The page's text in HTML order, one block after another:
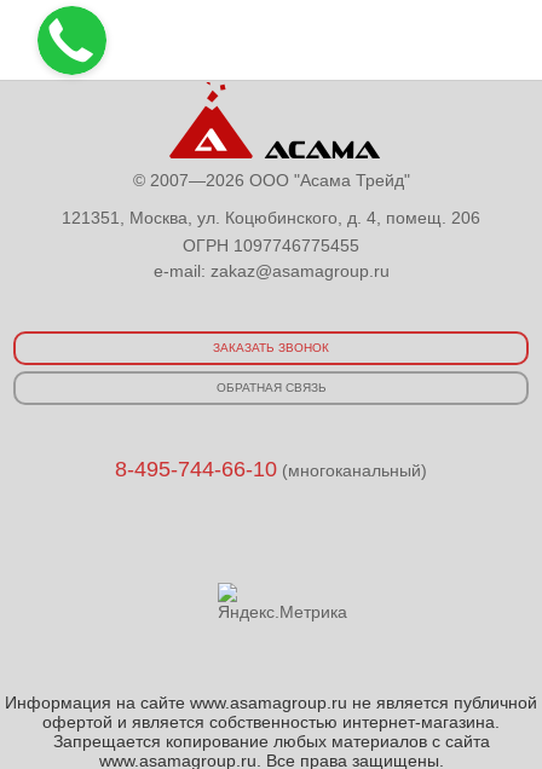
© 2007—2026 ООО "Асама Трейд"
121351, Москва, ул. Коцюбинского, д. 4, помещ. 206
ОГРН 1097746775455
e-mail: zakaz@asamagroup.ru
ЗАКАЗАТЬ ЗВОНОК
ОБРАТНАЯ СВЯЗЬ
8-495-744-66-10 (многоканальный)
Информация на сайте www.asamagroup.ru не является публичной
офертой и является собственностью интернет-магазина.
Запрещается копирование любых материалов с сайта
www.asamagroup.ru. Все права защищены.